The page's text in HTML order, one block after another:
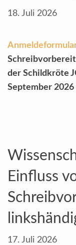
18. Juli 2026
der Schildkröte
September 2026
Einfluss
17. Juli 2026